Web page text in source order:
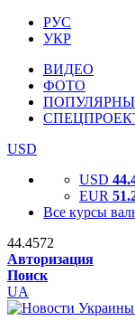
РУС
УКР
ВИДЕО
ФОТО
USD
USD
EUR
Все курсы
44.4572
Авторизация
Поиск
UA